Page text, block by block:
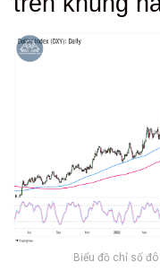
Có thể bạn chưa
Biểu đồ chỉ số